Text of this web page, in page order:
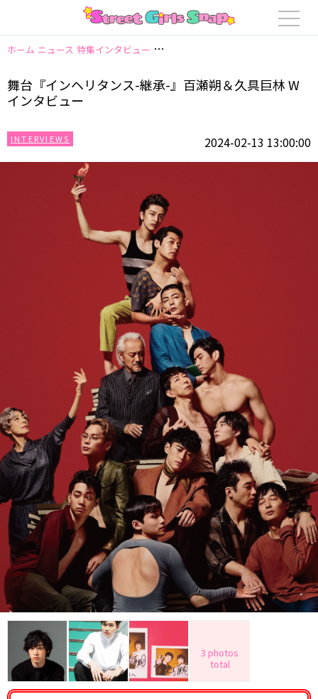
ホーム ニュース 特集インタビュー 舞台『インヘリタンス-継承-』百瀬朔
舞台『インヘリタンス-継承-』百瀬朔＆久具巨林 W
インタビュー
INTERVIEWS 2024-02-13 13:00:00
3 photos
total